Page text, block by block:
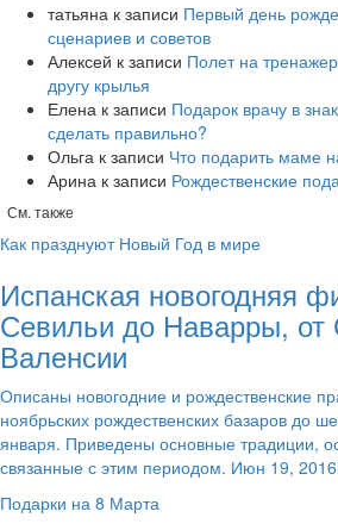
татьяна к записи Первый день
сценариев и советов
Алексей к записи ​Полет на
другу крылья
Елена к записи Подарок врачу в
сделать правильно?
Ольга к записи Что подарить маме
Арина к записи Рождественские
См. также
Как празднуют Новый Год в мире
Испанская новогодняя
Севильи до Наварры,
Валенсии
Описаны новогодние и рождественские
ноябрьских рождественских базаров до
января. Приведены основные традиции,
связанные с этим периодом. Июн 19,
Подарки на 8 Марта